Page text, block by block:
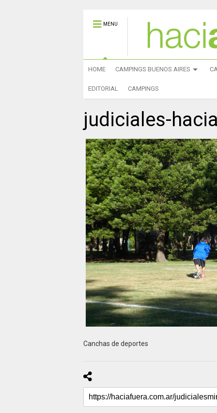
MENU
HOME CAMPINGS BUENOS AIRES
EDITORIAL CAMPINGS
judiciales-
Canchas de deportes